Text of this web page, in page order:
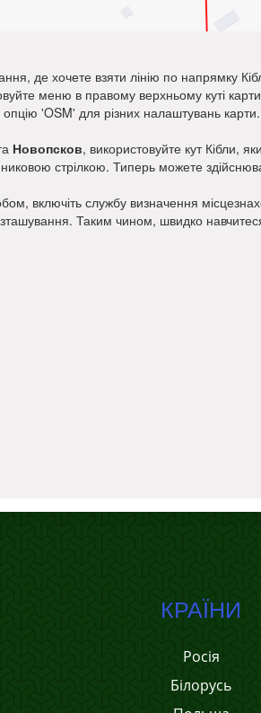
де хочете взяти лінію по напрямку
меню в правому верхньому куті
'OSM' для різних налаштувань карти.
Новопсков, використовуйте кут Кібли,
стрілкою. Типерь можете
включіть службу визначення
Таким чином, швидко
КРАЇНИ
Росія
Білорусь